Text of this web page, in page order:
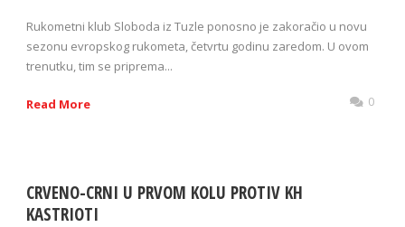
Rukometni klub Sloboda iz Tuzle ponosno je zakoračio u novu
sezonu evropskog rukometa, četvrtu godinu zaredom. U ovom
trenutku, tim se priprema...
Read More 0
CRVENO-CRNI U PRVOM KOLU PROTIV KH
KASTRIOTI